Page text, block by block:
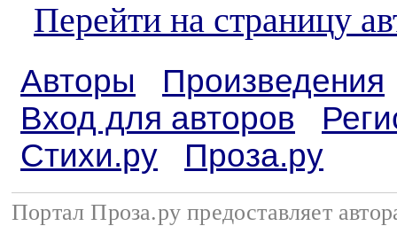
Перейти на страницу
Авторы
Произведения
Вход для авторов
Стихи.ру
Проза.ру
Портал Проза.ру предоставляет